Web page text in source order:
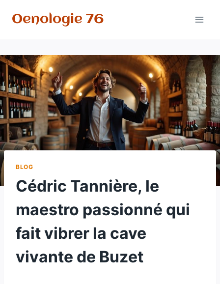
Oenologie 76
BLOG
Cédric Tannière, le
maestro passionné qui
fait vibrer la cave
vivante de Buzet